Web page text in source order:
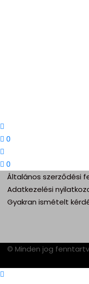
0
0
Általános szerződési
Adatkezelési
Gyakran ismételt
© Minden jog